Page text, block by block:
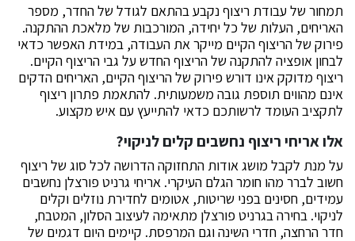
תמחור של עבודת ריצוף נקבע בהתאם לגודל של החדר, מספר
האריחים, העלות של כל יחידה, המורכבות של מלאכת ההתקנה.
פירוק של הריצוף הקיים מייקר את העבודה, במידת האפשר כדאי
לבחון אופציה להתקנה של הריצוף החדש על גבי הריצוף הקיים.
ריצוף מדוקק אינו דורש פירוק של הריצוף הקיים, האריחים הדקים
אינם מהווים תוספת גובה משמעותית. להתאמת פתרון ריצוף
לתקציב העומד לרשותכם כדאי להתייעץ עם איש מקצוע.
אלו אריחי ריצוף נחשבים קלים לניקוי?
על מנת לקבל מושג אודות התחזוקה הדרושה לכל סוג של ריצוף
חשוב לברר מהו חומר הגלם העיקרי. אריחי גרניט פורצלן נחשבים
עמידים, חסינים בפני שריטות, אטומים לחדירת נוזלים וקלים
לניקוי. בחירה בגרניט פורצלן מתאימה לעיצוב הסלון, המטבח,
חדר הרחצה, חדרי השינה וגם המרפסת. קיימים היום דגמים של